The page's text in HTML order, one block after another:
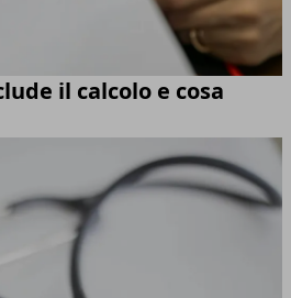
il calcolo e cosa